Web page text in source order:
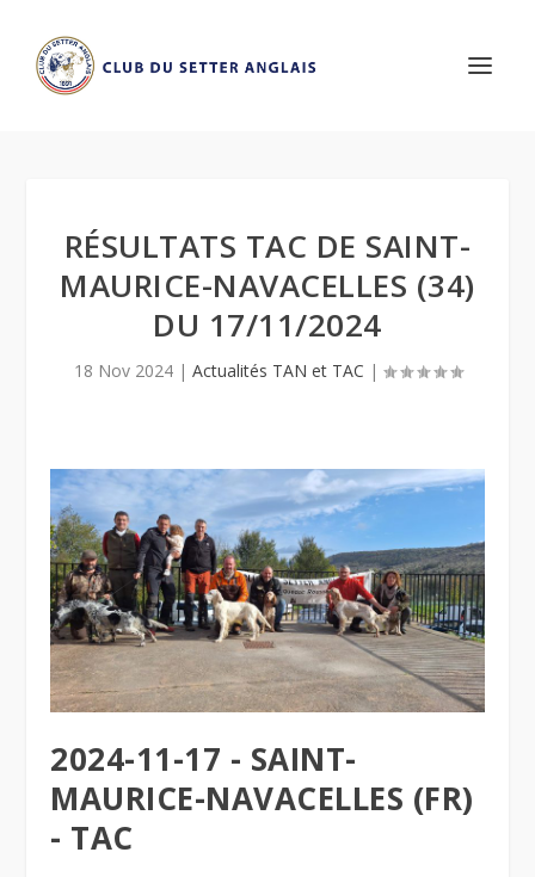
RÉSULTATS TAC DE SAINT-
MAURICE-NAVACELLES (34)
DU 17/11/2024
18 Nov 2024| Actualités TAN et TAC |
2024-11-17 - SAINT-
MAURICE-NAVACELLES (FR)
- TAC